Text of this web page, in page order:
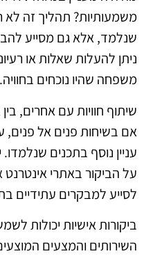
משמעותיות? תהליך זה
שנלמד, אלא גם מסייע
ניתן להעלות שאלות או
משפחה שהיו נוכחים בחוויה.
שיתוף חוויות עם אחרים,
אם בשיחות פנים אל פנים,
עניין נוסף בתכנים
על הביקור באתרי אינטרנט
לסייע למבקרים עתידיים
ביקורות אישיות יכולות
השירותים והמצעים